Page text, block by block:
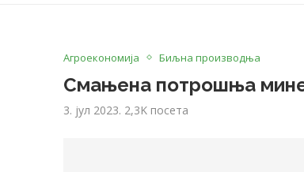
Агроекономија Биљна производња
Смањена потрошња
3. јул 2023. 2,3Kпосета